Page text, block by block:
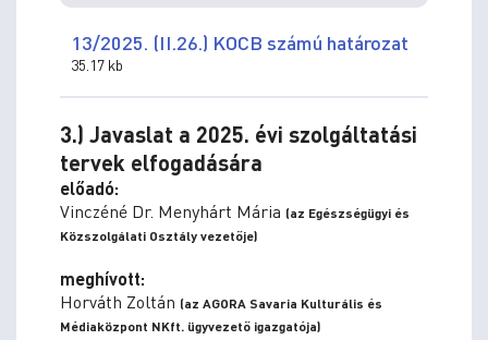
13/2025. (II.26.) KOCB számú határozat
35.17 kb
3.) Javaslat a 2025. évi szolgáltatási
tervek elfogadására
előadó:
Vinczéné Dr. Menyhárt Mária (az Egészségügyi és
Közszolgálati Osztály vezetője)
meghívott:
Horváth Zoltán (az AGORA Savaria Kulturális és
Médiaközpont NKft. ügyvezető igazgatója)